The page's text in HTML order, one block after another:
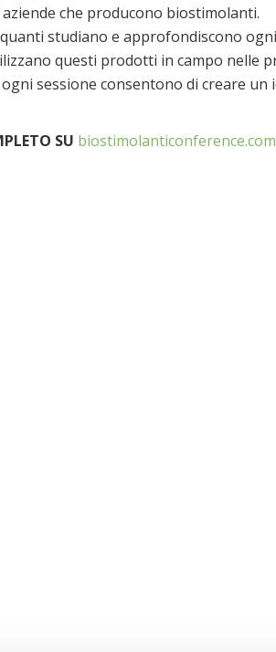
che producono biostimolanti.
studiano e approfondiscono
questi prodotti in campo nelle
sessione consentono di creare un
SU biostimolanticonference.com